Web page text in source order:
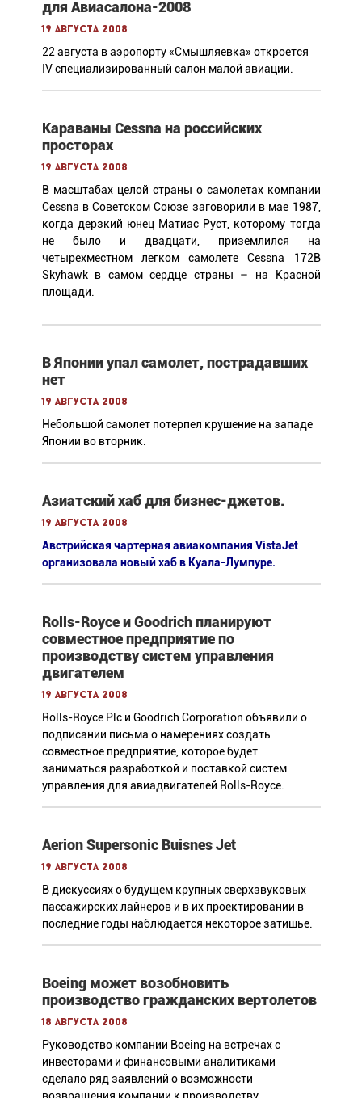
для Авиасалона-2008
19 августа 2008
22 августа в аэропорту «Смышляевка» откроется
IV специализированный салон малой авиации.
Караваны Cessna на российских
просторах
19 августа 2008
В масштабах целой страны о самолетах компании
Cessna в Советском Союзе заговорили в мае 1987,
когда дерзкий юнец Матиас Руст, которому тогда
не было и двадцати, приземлился на
четырехместном легком самолете Cessna 172B
Skyhawk в самом сердце страны – на Красной
площади.
В Японии упал самолет, пострадавших
нет
19 августа 2008
Небольшой самолет потерпел крушение на западе
Японии во вторник.
Азиатский хаб для бизнес-джетов.
19 августа 2008
Австрийская чартерная авиакомпания VistaJet
организовала новый хаб в Куала-Лумпуре.
Rolls-Royce и Goodrich планируют
совместное предприятие по
производству систем управления
двигателем
19 августа 2008
Rolls-Royce Plc и Goodrich Corporation объявили о
подписании письма о намерениях создать
совместное предприятие, которое будет
заниматься разработкой и поставкой систем
управления для авиадвигателей Rolls-Royce.
Aerion Supersonic Buisnes Jet
19 августа 2008
В дискуссиях о будущем крупных сверхзвуковых
пассажирских лайнеров и в их проектировании в
последние годы наблюдается некоторое затишье.
Boeing может возобновить
производство гражданских вертолетов
18 августа 2008
Руководство компании Boeing на встречах с
инвесторами и финансовыми аналитиками
сделало ряд заявлений о возможности